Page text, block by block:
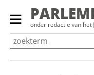
Overslaan
Primair
menu
tonen/verbergen
onder redactie van het